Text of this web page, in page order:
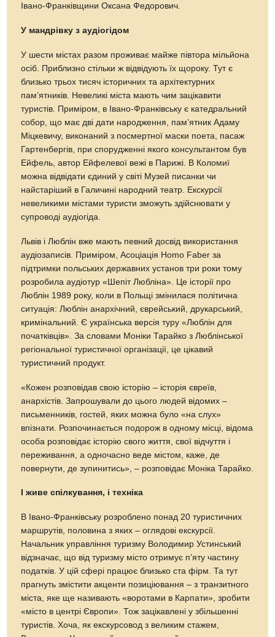
Івано-Франківщини Оксана Федорович.
У мандрівку з аудіогідом
У шести містах разом проживає майже півтора мільйона
осіб. Приблизно стільки ж відвідують їх щороку. Тут є
близько трьох тисяч історичних та архітектурних
пам’ятників. Невеликі міста мають чим зацікавити
туристів. Приміром, в Івано-Франківську є катедральний
собор, що має дві дати народження, пам’ятник Адаму
Міцкевичу, виконаний з посмертної маски поета, пасаж
Гартенбергів, при спорудженні якого консультантом був
Ейфель, автор Ейфелевої вежі в Парижі. В Коломиї
можна відвідати єдиний у світі Музей писанки чи
найстаріший в Галичині народний театр. Екскурсії
невеликими містами туристи зможуть здійснювати у
супроводі аудіогіда.
Львів і Люблін вже мають певний досвід використання
аудіозаписів. Приміром, Асоціація Homo Faber за
підтримки польських державних установ три роки тому
розробила аудіотур «Шепіт Любліна». Це історії про
Люблін 1989 року, коли в Польщі змінилася політична
ситуація: Люблін анархічний, єврейський, друкарський,
кримінальний. Є українська версія туру «Люблін для
початківців». За словами Моніки Тарайко з Люблінської
регіональної туристичної організації, це цікавий
туристичний продукт.
«Кожен розповідав свою історію – історія євреїв,
анархістів. Запрошували до цього людей відомих –
письменників, гостей, яких можна було «на слух»
впізнати. Розпочинається подорож в одному місці, відома
особа розповідає історію свого життя, свої відчуття і
переживання, а одночасно веде містом, каже, де
повернути, де зупинитись», – розповідає Моніка Тарайко.
І живе спілкування, і техніка
В Івано-Франківську розроблено понад 20 туристичних
маршрутів, половина з яких – оглядові екскурсії.
Начальник управління туризму Володимир Устинський
відзначає, що від туризму місто отримує п’яту частину
податків. У цій сфері працює близько ста фірм. Та тут
прагнуть змістити акценти позиціювання – з транзитного
міста, яке ще називають «воротами в Карпати», зробити
«місто в центрі Європи». Тож зацікавлені у збільшенні
туристів. Хоча, як екскурсовод з великим стажем,